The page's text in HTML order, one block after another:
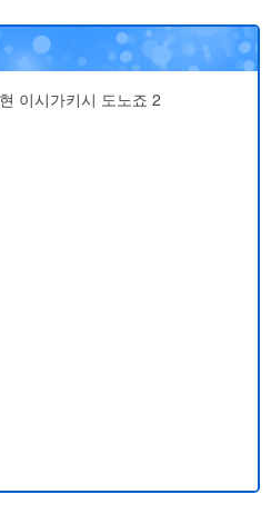
이시가키시 도노죠 2